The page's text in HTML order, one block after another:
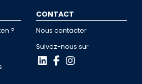
?
CONTACT
Nous contacter
Suivez-nous sur